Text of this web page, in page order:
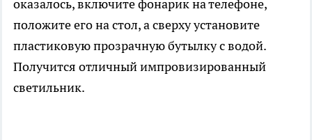
оказалось, включите фонарик на телефоне,
положите его на стол, а сверху установите
пластиковую прозрачную бутылку с водой.
Получится отличный импровизированный
светильник.